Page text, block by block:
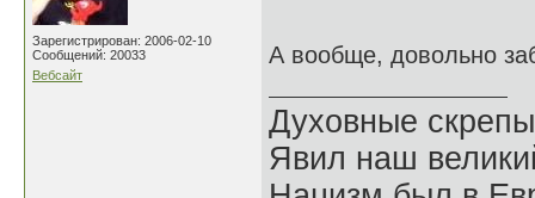
Зарегистрирован: 2006-02-10
Сообщений: 20033
Вебсайт
А вообще, довольно
Духовные
Явил наш